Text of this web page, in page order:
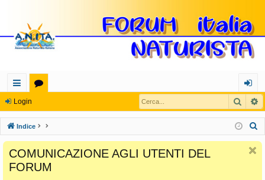
oll
eg
a
m
en
u
m
og
in
Login Cerca
Indice
COMUNICAZIONE AGLI UTENTI DEL
FORUM